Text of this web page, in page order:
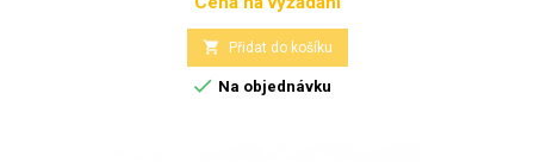
Cena
 Přidat do košíku
 Na objednávku